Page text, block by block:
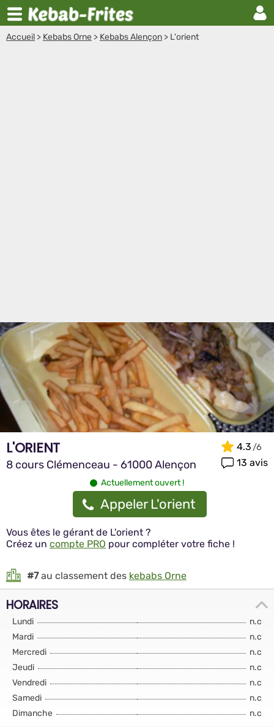
Accueil > Kebabs Orne > Kebabs Alençon > L'orient
L'ORIENT
8 cours Clémenceau - 61000 Alençon
4.3
13 avis
Actuellement ouvert !
Appeler L'orient
Vous êtes le gérant de L'orient ?
Créez un compte PRO pour compléter votre fiche !
#7au classement des kebabs Orne
HORAIRES
Lundi
n.c
Mardi
n.c
Mercredi
n.c
Jeudi
n.c
Vendredi
n.c
Samedi
n.c
Dimanche
n.c